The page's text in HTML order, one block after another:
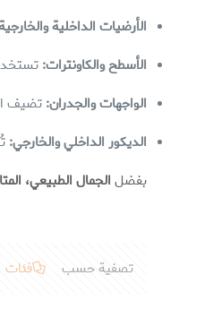
الأرضيات الداخلية
الأسطح والكاونترات:
الواجهات والجدران: تضيف
الديكور الداخلي والخارجي:
بفضل الجمال الطبيعي،
تصفية حسب فئات